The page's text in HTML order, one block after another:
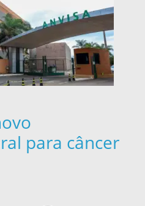
para câncer